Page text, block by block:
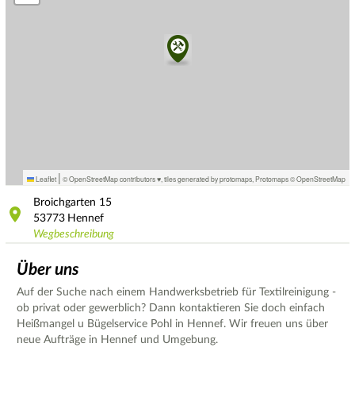
Leaflet | © OpenStreetMap contributors ♥, tiles generated by protomaps Protomaps©OpenStreetMap
Broichgarten 15
53773 Hennef
Wegbeschreibung
Über uns
Auf der Suche nach einem Handwerksbetrieb für Textilreinigung -
ob privat oder gewerblich? Dann kontaktieren Sie doch einfach
Heißmangel u Bügelservice Pohl in Hennef. Wir freuen uns über
neue Aufträge in Hennef und Umgebung.